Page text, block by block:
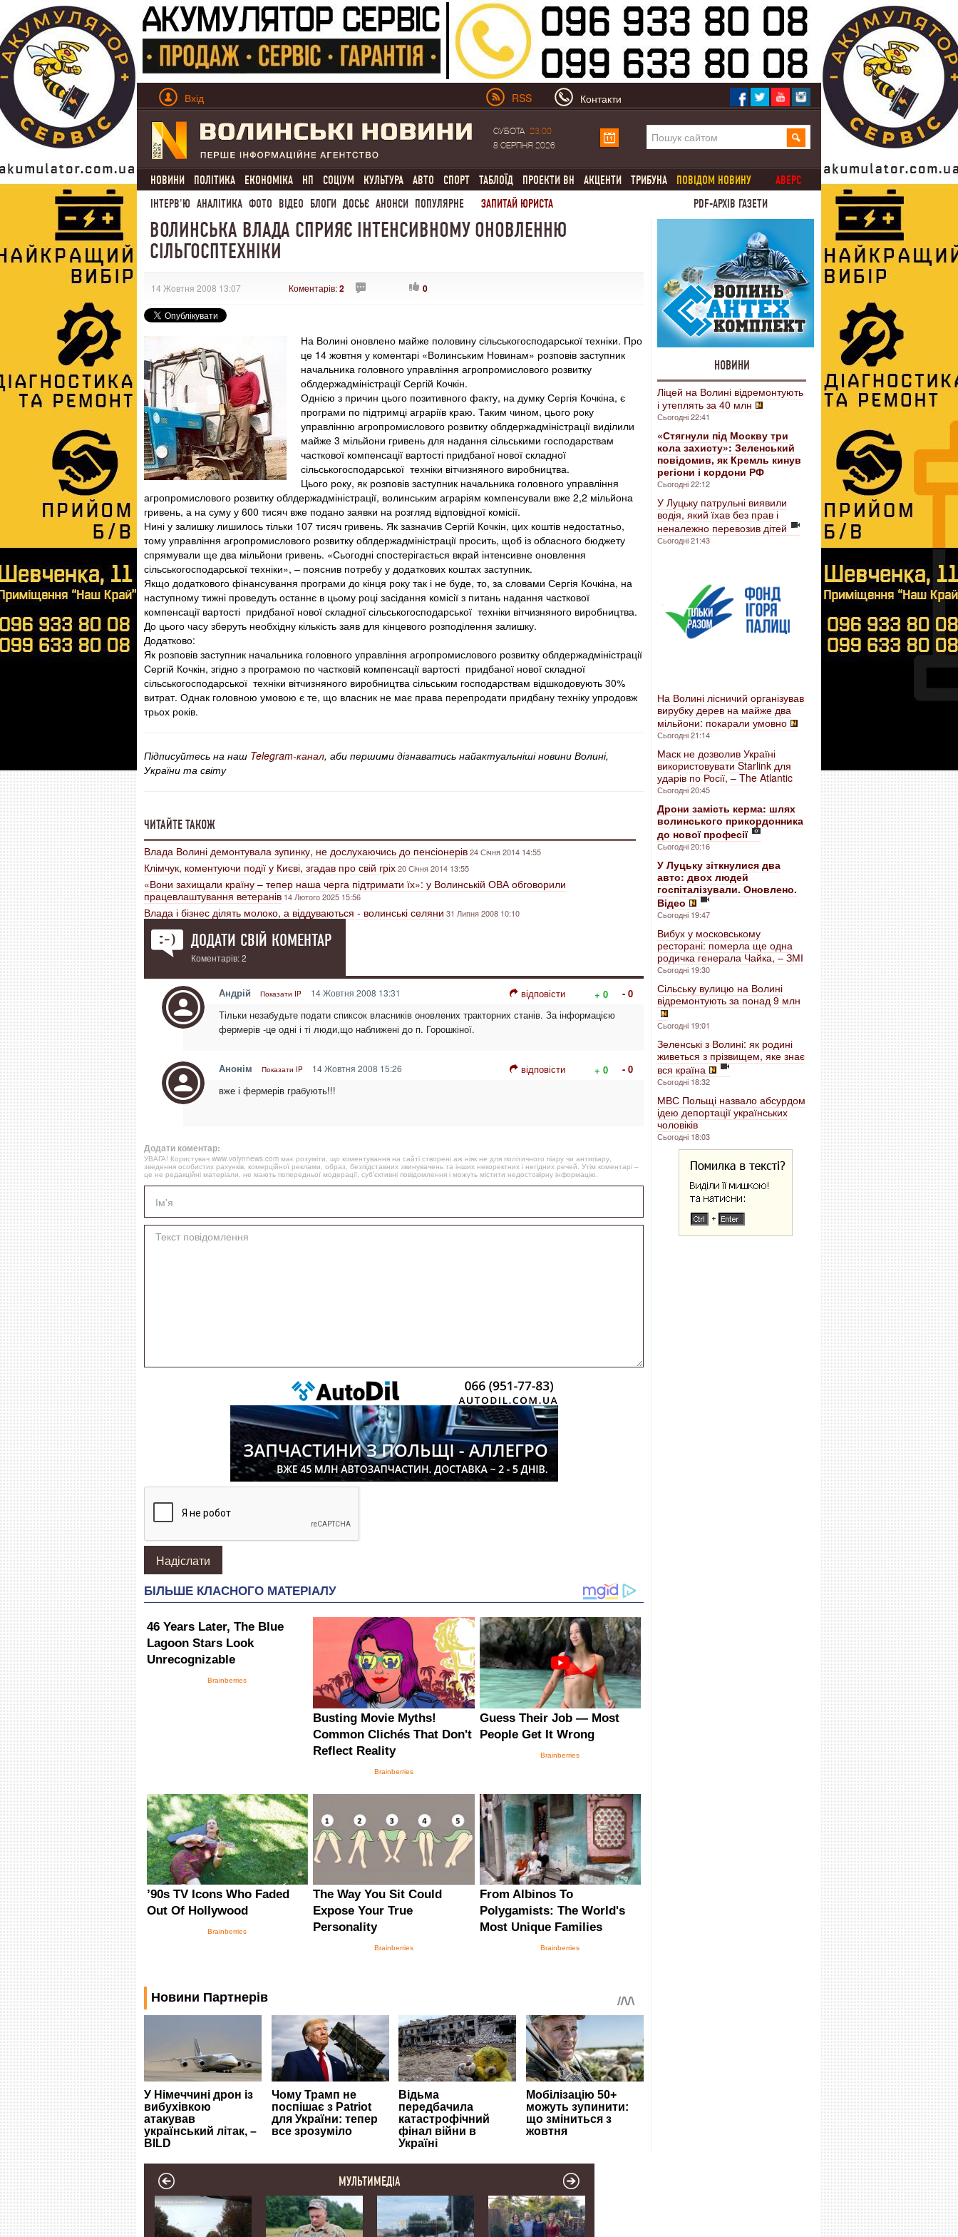
Вхід RSS Контакти
СУБОТА
23:00
8 СЕРПНЯ 2026
НОВИНИ ПОЛІТИКА ЕКОНОМІКА НП СОЦІУМ КУЛЬТУРА АВТО СПОРТ ТАБЛОЇД ПРОЕКТИ ВН АКЦЕНТИ ТРИБУНА ПОВІДОМ НОВИНУ
АВЕРС
ІНТЕРВ'Ю АНАЛІТИКА ФОТО ВІДЕО БЛОГИ ДОСЬЄ АНОНСИ ПОПУЛЯРНЕ ЗАПИТАЙ ЮРИСТА PDF-АРХІВ ГАЗЕТИ
ВОЛИНСЬКА ВЛАДА СПРИЯЄ ІНТЕНСИВНОМУ ОНОВЛЕННЮ
СІЛЬГОСПТЕХНІКИ
14 Жовтня 2008 13:07 Коментарів:2 0
На Волині оновлено майже половину сільськогосподарської техніки. Про
це 14 жовтня у коментарі «Волинським Новинам» розповів заступник
начальника головного управління агропромислового розвитку
облдержадміністрації Сергій Кочкін.
Однією з причин цього позитивного факту, на думку Сергія Кочкіна, є
програми по підтримці аграріїв краю. Таким чином, цього року
управлінню агропромислового розвитку облдержадміністрації виділили
майже 3 мільйони гривень для надання сільськими господарствам
часткової компенсації вартості придбаної нової складної
сільськогосподарської техніки вітчизняного виробництва.
Цього року, як розповів заступник начальника головного управління
агропромислового розвитку облдержадміністрації, волинським аграріям компенсували вже 2,2 мільйона
гривень, а на суму у 600 тисяч вже подано заявки на розгляд відповідної комісії.
Нині у залишку лишилось тільки 107 тисяч гривень. Як зазначив Сергій Кочкін, цих коштів недостатньо,
тому управління агропромислового розвитку облдержадміністрації просить, щоб із обласного бюджету
спрямували ще два мільйони гривень. «Сьогодні спостерігається вкрай інтенсивне оновлення
сільськогосподарської техніки», – пояснив потребу у додаткових коштах заступник.
Якщо додаткового фінансування програми до кінця року так і не буде, то, за словами Сергія Кочкіна, на
наступному тижні проведуть останнє в цьому році засідання комісії з питань надання часткової
компенсації вартості придбаної нової складної сільськогосподарської техніки вітчизняного виробництва.
До цього часу зберуть необхідну кількість заяв для кінцевого розподілення залишку.
Додатково:
Як розповів заступник начальника головного управління агропромислового розвитку облдержадміністрації
Сергій Кочкін, згідно з програмою по частковій компенсації вартості придбаної нової складної
сільськогосподарської техніки вітчизняного виробництва сільським господарствам відшкодовують 30%
витрат. Однак головною умовою є те, що власник не має права перепродати придбану техніку упродовж
трьох років.
Підписуйтесь на наш Telegram-канал, аби першими дізнаватись найактуальніші новини Волині,
України та світу
ЧИТАЙТЕ ТАКОЖ
Влада Волині демонтувала зупинку, не дослухаючись до пенсіонерів24 Січня 2014 14:55
Клімчук, коментуючи події у Києві, згадав про свій гріх20 Січня 2014 13:55
«Вони захищали країну – тепер наша черга підтримати їх»: у Волинській ОВА обговорили
працевлаштування ветеранів 14 Лютого 2025 15:56
Влада і бізнес ділять молоко, а віддуваються - волинські селяни 31 Липня 2008 10:10
ДОДАТИ СВІЙ КОМЕНТАР
Коментарів: 2
Андрій Показати IP 14 Жовтня 2008 13:31 відповісти + 0
- 0
Тільки незабудьте подати спиксок власників оновлених тракторних станів. За інформацією
фермерів -це одні і ті люди,що наближені до п. Горошкіної.
Анонім Показати IP 14 Жовтня 2008 15:26 відповісти + 0
- 0
вже і фермерів грабують!!!
Додати коментар:
УВАГА! Користувач www.volynnews.com має розуміти, що коментування на сайті створені аж ніяк не для політичного піару чи антипіару,
зведення особистих рахунків, комерційної реклами, образ, безпідставних звинувачень та інших некоректних і негідних речей. Утім коментарі –
це не редакційні матеріали, не мають попередньої модерації, суб’єктивні повідомлення і можуть містити недостовірну інформацію.
НОВИНИ
Ліцей на Волині відремонтують
і утеплять за 40 млн
Сьогодні 22:41
«Стягнули під Москву три
кола захисту»: Зеленський
повідомив, як Кремль кинув
регіони і кордони РФ
Сьогодні 22:12
У Луцьку патрульні виявили
водія, який їхав без прав і
неналежно перевозив дітей
Сьогодні 21:43
На Волині лісничий організував
вирубку дерев на майже два
мільйони: покарали умовно
Сьогодні 21:14
Маск не дозволив Україні
використовувати Starlink для
ударів по Росії, – The Atlantic
Сьогодні 20:45
Дрони замість керма: шлях
волинського прикордонника
до нової професії
Сьогодні 20:16
У Луцьку зіткнулися два
авто: двох людей
госпіталізували. Оновлено.
Відео
Сьогодні 19:47
Вибух у московському
ресторані: померла ще одна
родичка генерала Чайка, – ЗМІ
Сьогодні 19:30
Сільську вулицю на Волині
відремонтують за понад 9 млн
Сьогодні 19:01
Зеленські з Волині: як родині
живеться з прізвищем, яке знає
вся країна
Сьогодні 18:32
МВС Польщі назвало абсурдом
ідею депортації українських
чоловіків
Сьогодні 18:03
МУЛЬТИМЕДІА